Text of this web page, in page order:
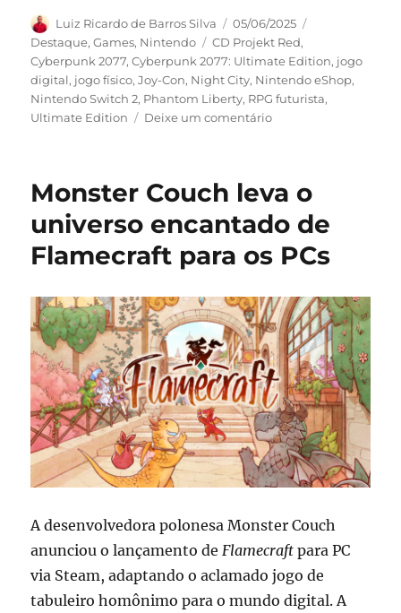
Autor
Luiz Ricardo de Barros Silva
Publicado
em
05/06/2025
Destaque,Games, Nintendo Tags
CD Projekt Red,
Cyberpunk 2077,Cyberpunk 2077: Ultimate Edition, jogo
digital, jogo físico,Joy-Con, Night City, Nintendo eShop,
Nintendo Switch 2, Phantom Liberty, RPG futurista,
Ultimate Edition
Deixe um comentárioem
no
Switch
com
definitiva
e
recursos
exclusivos
Monster Couch leva o
universo encantado de
Flamecraft para os PCs
A desenvolvedora polonesa Monster Couch
anunciou o lançamento deFlamecraft para PC
via Steam, adaptando o aclamado jogo de
tabuleiro homônimo para o mundo digital. A